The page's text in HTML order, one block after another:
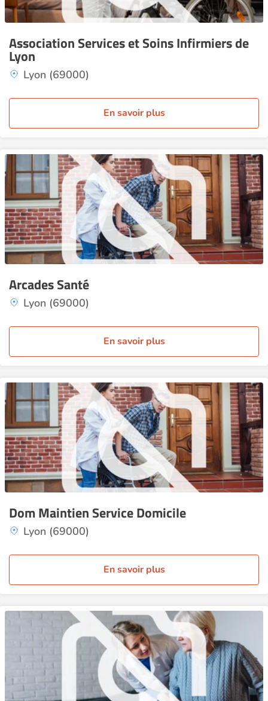
Association Services et Soins Infirmiers de
Lyon
Lyon (69000)
En savoir plus
Arcades Santé
Lyon (69000)
En savoir plus
Dom Maintien Service Domicile
Lyon (69000)
En savoir plus